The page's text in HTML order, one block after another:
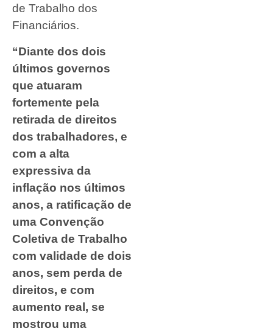
de Trabalho dos
Financiários.
“Diante dos dois
últimos governos
que atuaram
fortemente pela
retirada de direitos
dos trabalhadores, e
com a alta
expressiva da
inflação nos últimos
anos, a ratificação de
uma Convenção
Coletiva de Trabalho
com validade de dois
anos, sem perda de
direitos, e com
aumento real, se
mostrou uma